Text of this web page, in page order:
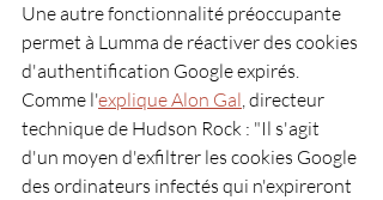
Une autre fonctionnalité préoccupante
permet à Lumma de réactiver des cookies
d'authentification Google expirés.
Comme l'explique Alon Gal, directeur
technique de Hudson Rock : "Il s'agit
d'un moyen d'exfiltrer les cookies Google
des ordinateurs infectés qui n'expireront